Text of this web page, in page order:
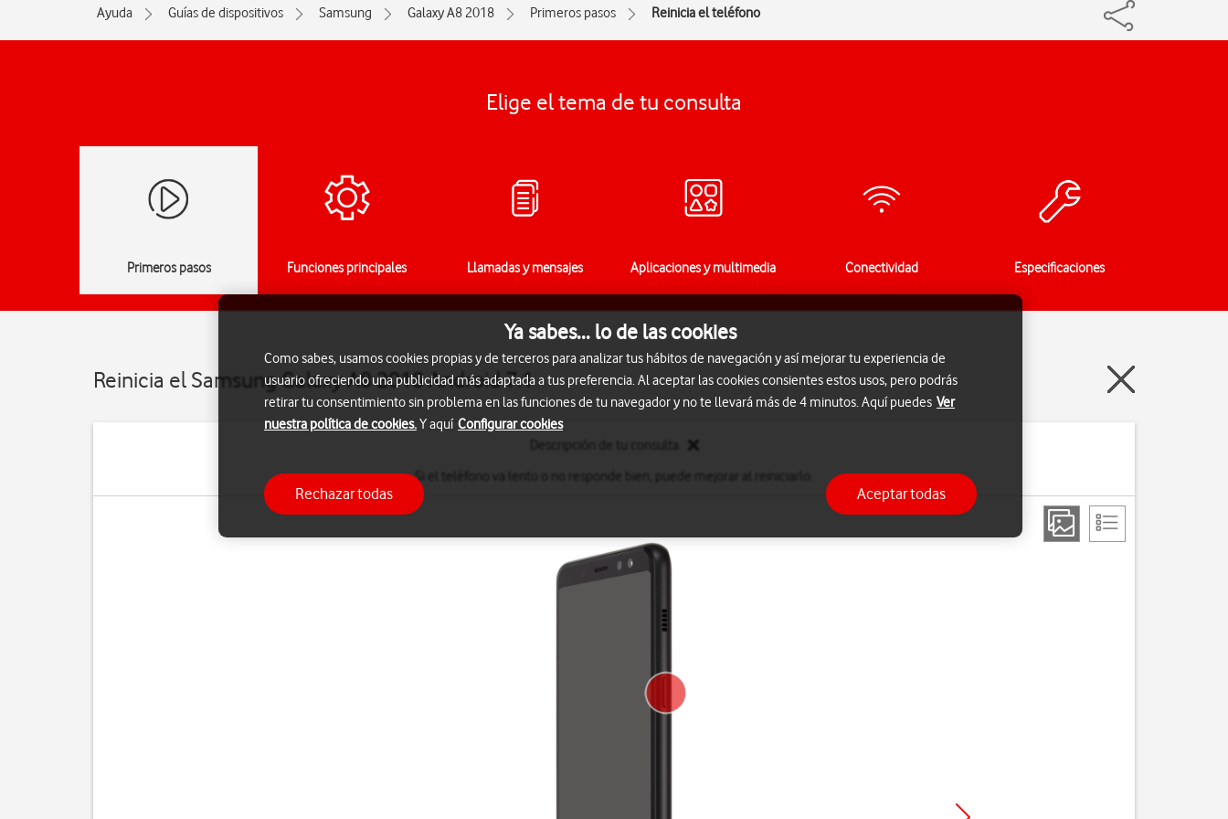
Ayuda Guías de dispositivos Samsung Galaxy A8 2018 Primeros pasos Reinicia el teléfono
Elige el tema de tu consulta
Primeros pasos Funciones principales Llamadas y mensajes Aplicaciones y multimedia Conectividad Especificaciones
Reinicia el Samsung Galaxy A8 2018 Android 7.1
Si el teléfono va lento o no responde bien, puede mejorar al reiniciarlo.
Ya sabes... lo de las cookies
Como sabes, usamos cookies propias y de terceros para analizar tus hábitos de navegación y así mejorar tu experiencia de
usuario ofreciendo una publicidad más adaptada a tus preferencia. Al aceptar las cookies consientes estos usos, pero podrás
retirar tu consentimiento sin problema en las funciones de tu navegador y no te llevará más de 4 minutos. Aquí puedes Ver
nuestra política de cookies.Y aquí Configurar cookies
Rechazar todas Aceptar todas